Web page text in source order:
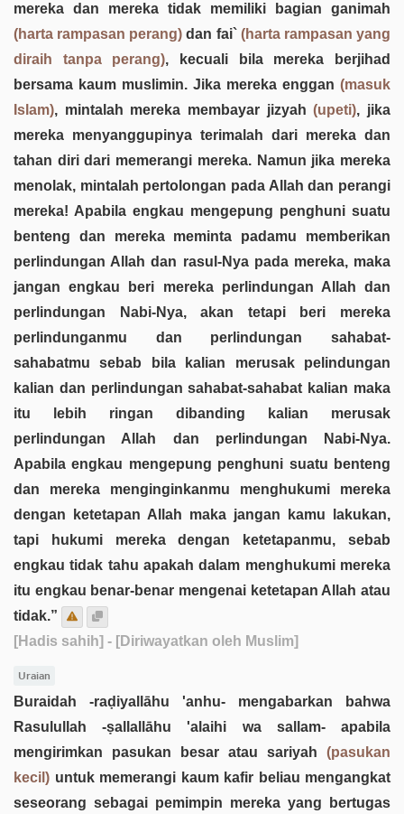
mereka dan mereka tidak memiliki bagian ganimah
(harta rampasan perang) dan fai` (harta rampasan yang
diraih tanpa perang), kecuali bila mereka berjihad
bersama kaum muslimin. Jika mereka enggan (masuk
Islam), mintalah mereka membayar jizyah(upeti), jika
mereka menyanggupinya terimalah dari mereka dan
tahan diri dari memerangi mereka. Namun jika mereka
menolak, mintalah pertolongan pada Allah dan perangi
mereka! Apabila engkau mengepung penghuni suatu
benteng dan mereka meminta padamu memberikan
perlindungan Allah dan rasul-Nya pada mereka, maka
jangan engkau beri mereka perlindungan Allah dan
perlindungan Nabi-Nya, akan tetapi beri mereka
perlindunganmu dan perlindungan sahabat-
sahabatmu sebab bila kalian merusak pelindungan
kalian dan perlindungan sahabat-sahabat kalian maka
itu lebih ringan dibanding kalian merusak
perlindungan Allah dan perlindungan Nabi-Nya.
Apabila engkau mengepung penghuni suatu benteng
dan mereka menginginkanmu menghukumi mereka
dengan ketetapan Allah maka jangan kamu lakukan,
tapi hukumi mereka dengan ketetapanmu, sebab
engkau tidak tahu apakah dalam menghukumi mereka
itu engkau benar-benar mengenai ketetapan Allah atau
tidak.”
[Hadis sahih] - [Diriwayatkan oleh Muslim]
Uraian
Buraidah -raḍiyallāhu 'anhu- mengabarkan bahwa
Rasulullah -ṣallallāhu 'alaihi wa sallam- apabila
mengirimkan pasukan besar atau sariyah (pasukan
kecil) untuk memerangi kaum kafir beliau mengangkat
seseorang sebagai pemimpin mereka yang bertugas